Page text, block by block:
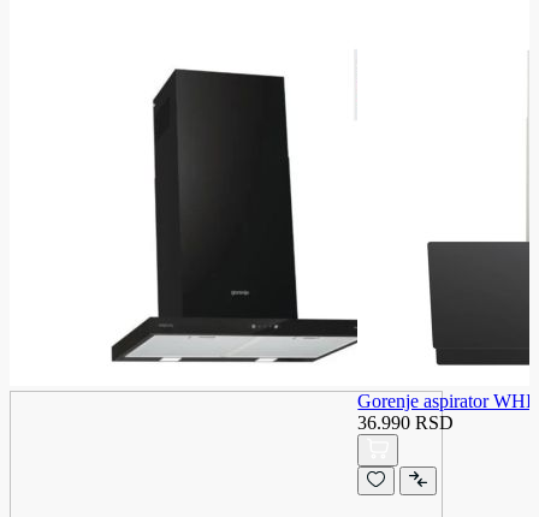
Gorenje aspirator
36.990 RSD